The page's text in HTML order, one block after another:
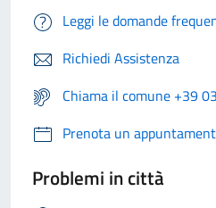
Leggi le domande
Richiedi Assistenza
Chiama il comune +39
Prenota un
Problemi in città